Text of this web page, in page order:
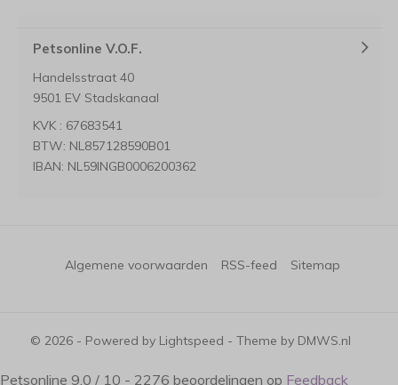
Petsonline V.O.F.
Handelsstraat 40
9501 EV Stadskanaal
KVK : 67683541
BTW: NL857128590B01
IBAN: NL59INGB0006200362
© 2026 - Powered by Lightspeed - Theme by DMWS.nl
Algemene voorwaarden RSS-feed Sitemap
Petsonline 9.0 / 10 - 2276 beoordelingen op Feedback